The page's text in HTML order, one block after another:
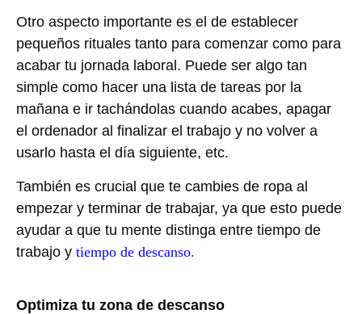
Otro aspecto importante es el de establecer
pequeños rituales tanto para comenzar como para
acabar tu jornada laboral. Puede ser algo tan
simple como hacer una lista de tareas por la
mañana e ir tachándolas cuando acabes, apagar
el ordenador al finalizar el trabajo y no volver a
usarlo hasta el día siguiente, etc.
También es crucial que te cambies de ropa al
empezar y terminar de trabajar, ya que esto puede
ayudar a que tu mente distinga entre tiempo de
trabajo y tiempo de descanso.
Optimiza tu zona de descanso